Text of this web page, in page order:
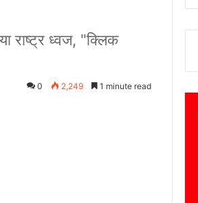
राष्ट्र ध्वज, "क्लिक
0 2,249 1 minute read